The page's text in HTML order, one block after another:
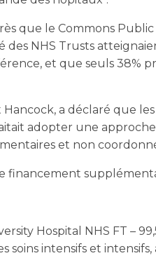
que le Commons
des NHS Trusts
et que seuls
Hancock, a déclaré que
adopter une
et non
financement
Hospital NHS FT –
soins intensifs et